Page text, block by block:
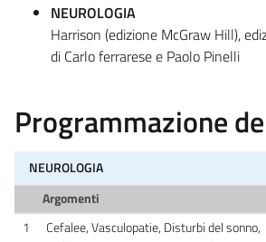
NEUROLOGIA
Harrison (edizione McGraw Hill),
di Carlo ferrarese e Paolo Pinelli
Programmazione
NEUROLOGIA
Argomenti
1
Cefalee, Vasculopatie, Disturbi del sonno,